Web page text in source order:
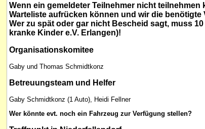
Wenn ein gemeldeter Teilnehmer nicht
Warteliste aufrücken können und wir die
Wer zu spät oder gar nicht Bescheid sagt, muss
kranke Kinder e.V. Erlangen)!
Organisationskomitee
Gaby und Thomas Schmidtkonz
Betreuungsteam und Helfer
Gaby Schmidtkonz (1 Auto), Heidi Fellner
Wer könnte evt. noch ein Fahrzeug zur Verfügung stellen?